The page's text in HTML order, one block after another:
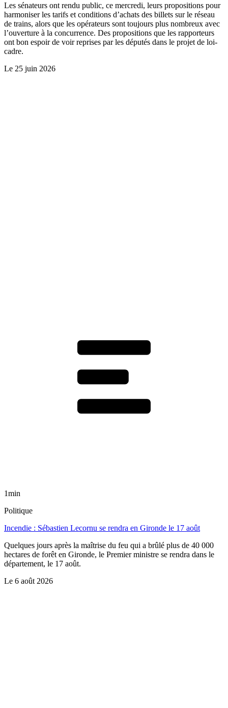
Les sénateurs ont rendu public, ce mercredi, leurs propositions pour
harmoniser les tarifs et conditions d’achats des billets sur le réseau
de trains, alors que les opérateurs sont toujours plus nombreux avec
l’ouverture à la concurrence. Des propositions que les rapporteurs
ont bon espoir de voir reprises par les députés dans le projet de loi-
cadre.
Le 25 juin 2026
1min
Politique
Incendie : Sébastien Lecornu se rendra en Gironde le 17 août
Quelques jours après la maîtrise du feu qui a brûlé plus de 40 000
hectares de forêt en Gironde, le Premier ministre se rendra dans le
département, le 17 août.
Le 6 août 2026